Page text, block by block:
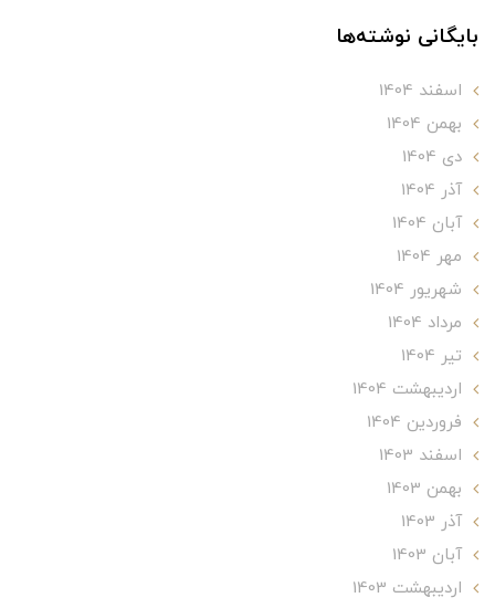
بایگانی نوشته‌ها
اسفند 1404
بهمن 1404
دی 1404
آذر 1404
آبان 1404
مهر 1404
شهریور 1404
مرداد 1404
تير 1404
ارديبهشت 1404
فروردین 1404
اسفند 1403
بهمن 1403
آذر 1403
آبان 1403
ارديبهشت 1403